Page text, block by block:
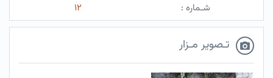
شـماره :
۱۲
تـصویر مـزار